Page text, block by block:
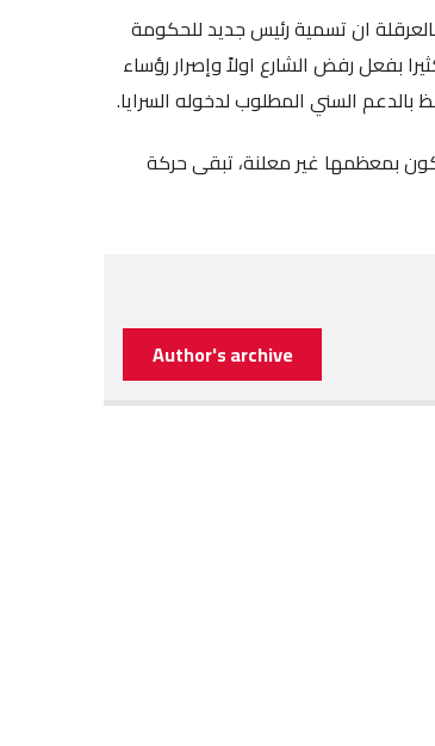
ان تسمية رئيس جديد للحكومة
بفعل رفض الشارع اولاً وإصرار رؤساء
بالدعم السني المطلوب لدخوله السرايا.
بمعظمها غير معلنة، تبقى حركة
Author's archive